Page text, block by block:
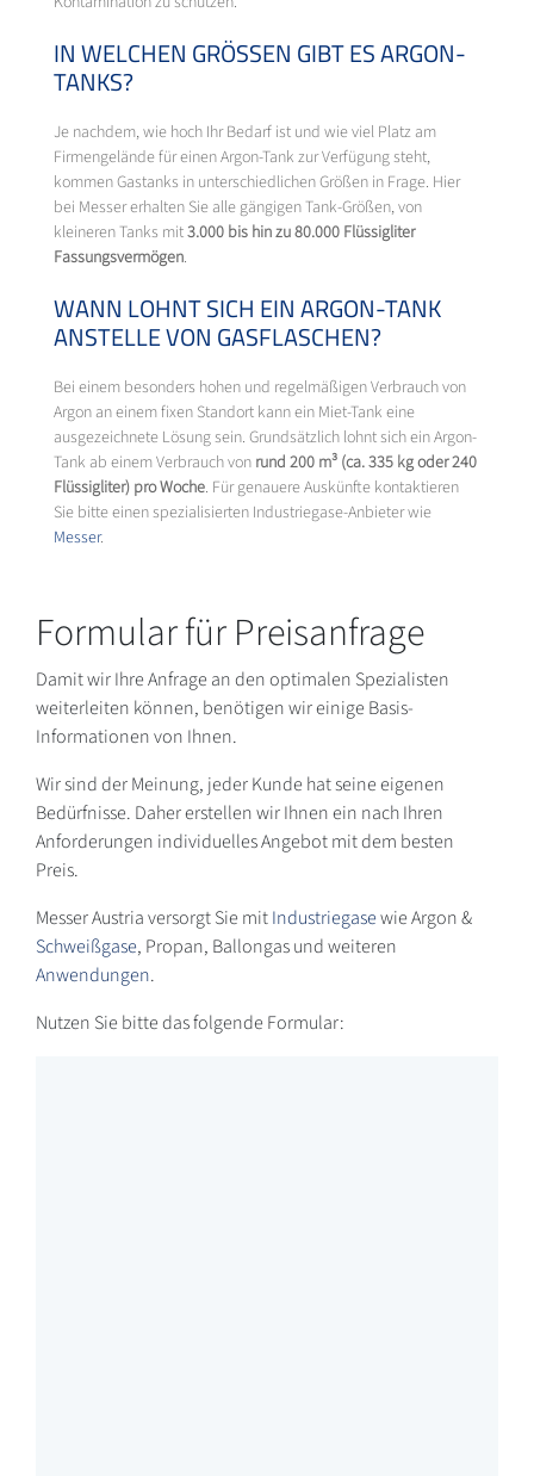
IN WELCHEN GRÖSSEN GIBT ES ARGON-T
ANKS?
Je nachdem, wie hoch Ihr Bedarf ist und wie viel Platz am
Firmengelände für einen Argon-Tank zur Verfügung steht,
kommen Gastanks in unterschiedlichen Größen in Frage. Hier
bei Messer erhalten Sie alle gängigen Tank-Größen, von
kleineren Tanks mit3.000 bis hin zu 80.000 Flüssigliter
Fassungsvermögen.
WANN LOHNT SICH EIN ARGON-TANK
ANSTELLE VON GASFLASCHEN?
Bei einem besonders hohen und regelmäßigen Verbrauch von
Argon an einem fixen Standort kann ein Miet-Tank eine
ausgezeichnete Lösung sein. Grundsätzlich lohnt sich ein Argon-
Tank ab einem Verbrauch von rund 200 m³ (ca. 335 kg oder 240
Flüssigliter) pro Woche. Für genauere Auskünfte kontaktieren
Sie bitte einen spezialisierten Industriegase-Anbieter wie
Messer.
Formular für Preisanfrage
Damit wir Ihre Anfrage an den optimalen Spezialisten
weiterleiten können, benötigen wir einige Basis-
Informationen von Ihnen.
Wir sind der Meinung, jeder Kunde hat seine eigenen
Bedürfnisse. Daher erstellen wir Ihnen ein nach Ihren
Anforderungen individuelles Angebot mit dem besten
Preis.
Messer Austria versorgt Sie mitIndustriegasewie Argon &
Schweißgase, Propan, Ballongas und weiteren
Anwendungen.
Nutzen Sie bitte das folgende Formular: